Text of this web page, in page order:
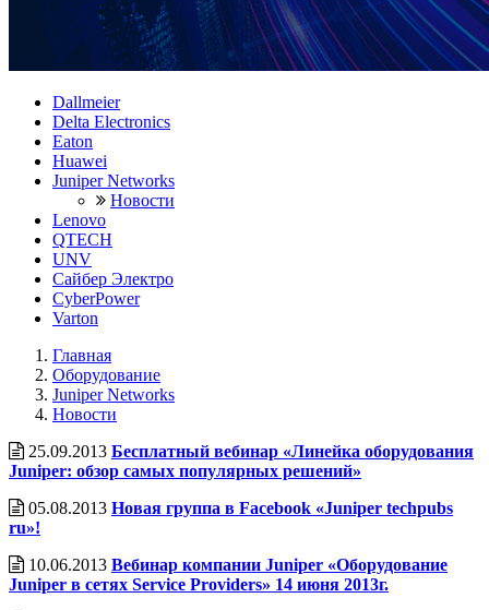
Dallmeier
Delta Electronics
Eaton
Huawei
Juniper Networks
Новости
Lenovo
QTECH
UNV
Сайбер Электро
CyberPower
Varton
Главная
Оборудование
Juniper Networks
Новости
25.09.2013 Бесплатный вебинар «Линейка оборудования
Juniper: обзор самых популярных решений»
05.08.2013 Новая группа в Facebook «Juniper techpubs
ru»!
10.06.2013 Вебинар компании Juniper «Оборудование
Juniper в сетях Service Providers» 14 июня 2013г.